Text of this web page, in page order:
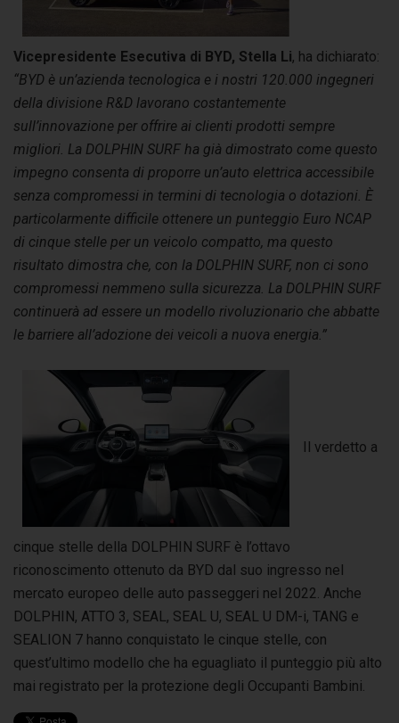
Vicepresidente Esecutiva di BYD, Stella Li, ha dichiarato:
“BYD è un’azienda tecnologica e i nostri 120.000 ingegneri
della divisione R&D lavorano costantemente
sull’innovazione per offrire ai clienti prodotti sempre
migliori. La DOLPHIN SURF ha già dimostrato come questo
impegno consenta di proporre un’auto elettrica accessibile
senza compromessi in termini di tecnologia o dotazioni. È
particolarmente difficile ottenere un punteggio Euro NCAP
di cinque stelle per un veicolo compatto, ma questo
risultato dimostra che, con la DOLPHIN SURF, non ci sono
compromessi nemmeno sulla sicurezza. La DOLPHIN SURF
continuerà ad essere un modello rivoluzionario che abbatte
le barriere all’adozione dei veicoli a nuova energia.”
Il verdetto a
cinque stelle della DOLPHIN SURF è l’ottavo
riconoscimento ottenuto da BYD dal suo ingresso nel
mercato europeo delle auto passeggeri nel 2022. Anche
DOLPHIN, ATTO 3, SEAL, SEAL U, SEAL U DM-i, TANG e
SEALION 7 hanno conquistato le cinque stelle, con
quest’ultimo modello che ha eguagliato il punteggio più alto
mai registrato per la protezione degli Occupanti Bambini.